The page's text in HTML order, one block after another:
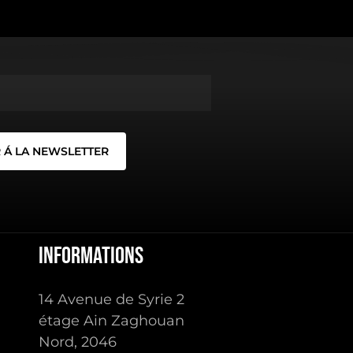
Informations
14 Avenue de Syrie 2
étage Ain Zaghouan
Nord, 2046